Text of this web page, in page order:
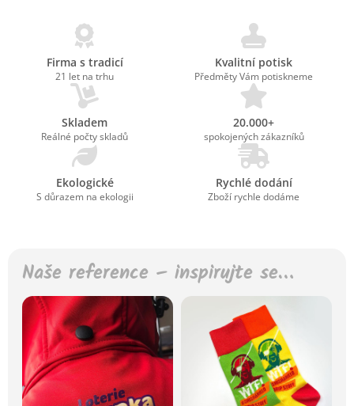
Firma s tradicí
21 let na trhu
Kvalitní potisk
Předměty Vám potiskneme
Skladem
Reálné počty skladů
20.000+
spokojených zákazníků
Ekologické
S důrazem na ekologii
Rychlé dodání
Zboží rychle dodáme
Naše reference – inspirujte se…